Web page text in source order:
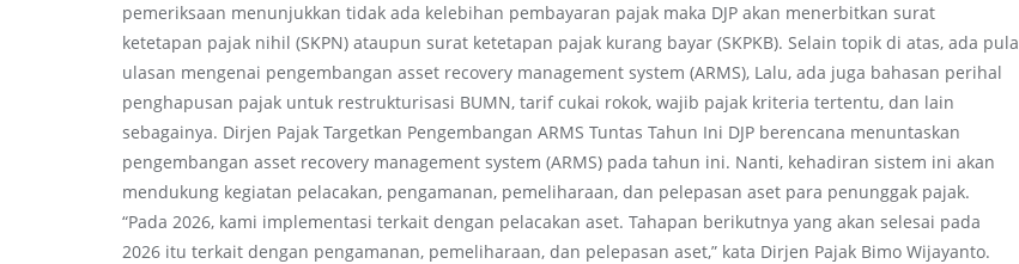
pemeriksaan menunjukkan tidak ada kelebihan pembayaran pajak maka DJP akan menerbitkan surat
ketetapan pajak nihil (SKPN) ataupun surat ketetapan pajak kurang bayar (SKPKB). Selain topik di atas, ada pula
ulasan mengenai pengembangan asset recovery management system (ARMS), Lalu, ada juga bahasan perihal
penghapusan pajak untuk restrukturisasi BUMN, tarif cukai rokok, wajib pajak kriteria tertentu, dan lain
sebagainya. Dirjen Pajak Targetkan Pengembangan ARMS Tuntas Tahun Ini DJP berencana menuntaskan
pengembangan asset recovery management system (ARMS) pada tahun ini. Nanti, kehadiran sistem ini akan
mendukung kegiatan pelacakan, pengamanan, pemeliharaan, dan pelepasan aset para penunggak pajak.
“Pada 2026, kami implementasi terkait dengan pelacakan aset. Tahapan berikutnya yang akan selesai pada
2026 itu terkait dengan pengamanan, pemeliharaan, dan pelepasan aset,” kata Dirjen Pajak Bimo Wijayanto.